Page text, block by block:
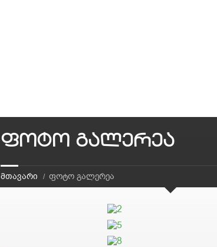
ფოტო გალერეა
მთავარი ფოტო გალერეა